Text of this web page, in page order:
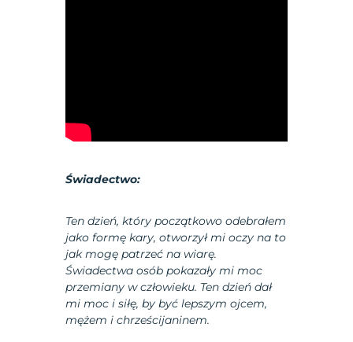
Świadectwo:
Ten dzień, który początkowo odebrałem
jako formę kary, otworzył mi oczy na to
jak mogę patrzeć na wiarę.
Świadectwa osób pokazały mi moc
przemiany w człowieku. Ten dzień dał
mi moc i siłę, by być lepszym ojcem,
mężem i chrześcijaninem.